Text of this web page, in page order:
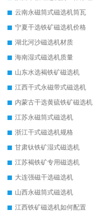
云南永磁筒式磁选机筒瓦
宁夏干选铁矿磁选机价格
湖北河沙磁选机材质
海南湿式磁选机质量
山东水选褐铁矿磁选机
江西干式永磁带式磁选机
内蒙古干选黄硫铁矿磁选机
江苏永磁筒式磁选机
浙江干式磁选机规格
甘肃钛铁矿湿式磁选机
江苏褐铁矿专用磁选机
大连强磁干选磁选机
山西永磁筒式磁选机
江西铁矿磁选机如何配置